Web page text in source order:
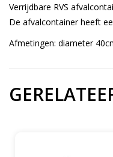
Verrijdbare RVS
De afvalcontainer heeft
Afmetingen: diameter